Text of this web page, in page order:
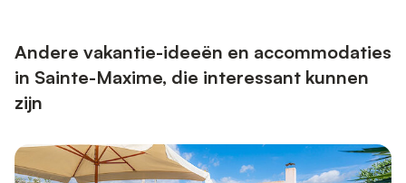
overdek...
Andere vakantie-ideeën en accommodaties
in Sainte-Maxime, die interessant kunnen
zijn